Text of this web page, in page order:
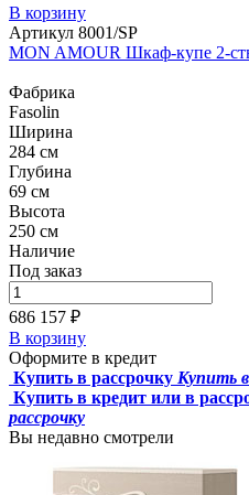
В корзину
Артикул 8001/SP
MON AMOUR Шкаф-купе 2-
Фабрика
Fasolin
Ширина
284 см
Глубина
69 см
Высота
250 см
Наличие
Под заказ
686 157 ₽
В корзину
Оформите в кредит
Купить в рассрочку Купить
Купить в кредит или в
рассрочку
Вы недавно смотрели